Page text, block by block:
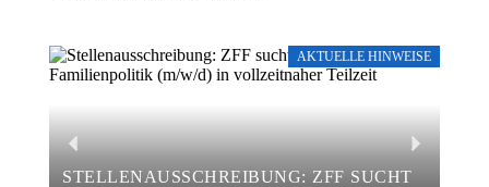
AKTUELLE HINWEISE
STELLENAUSSCHREIBUNG: ZFF SUCHT